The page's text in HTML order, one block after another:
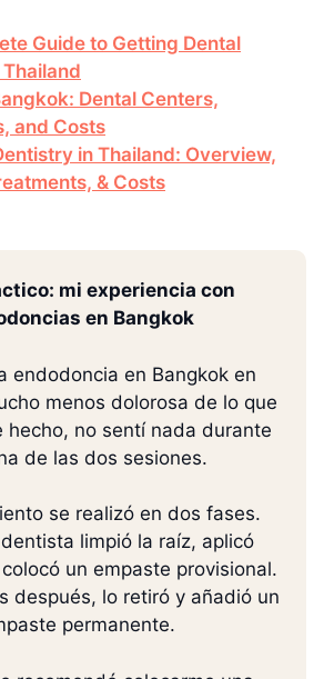
Guide to Getting Dental
Dental Centers,
and Costs
in Thailand: Overview,
& Costs
mi experiencia con
en Bangkok
endodoncia en Bangkok en
menos dolorosa de lo que
hecho, no sentí nada durante
de las dos sesiones.
se realizó en dos fases.
limpió la raíz, aplicó
un empaste provisional.
después, lo retiró y añadió un
permanente.